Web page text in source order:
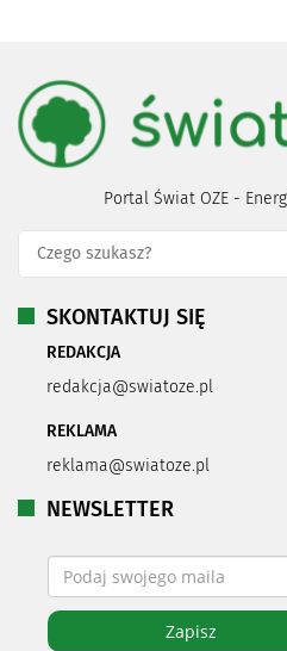
Portal Świat OZE -
SKONTAKTUJ SIĘ
REDAKCJA
redakcja@swiatoze.pl
REKLAMA
reklama@swiatoze.pl
NEWSLETTER